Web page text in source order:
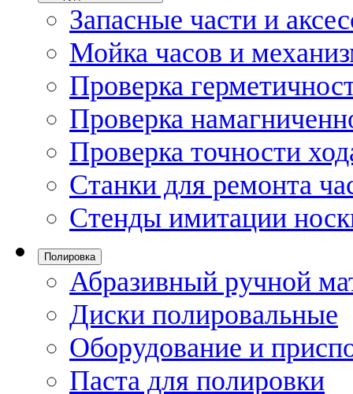
Запасные части и
Мойка часов и
Проверка
Проверка
Проверка точности
Станки для ремонта
Стенды имитации
Полировка
Абразивный ручной
Диски полировальные
Оборудование и
Паста для полировки